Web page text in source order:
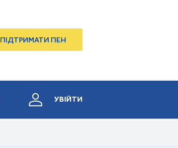
ПІДТРИМАТИ ПЕН
УВІЙТИ